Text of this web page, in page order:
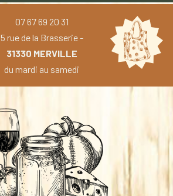
07 67 69 20 31
5 rue de la Brasserie -
31330 MERVILLE
du mardi au samedi